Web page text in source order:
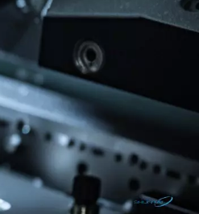
español
العربية
Deutsch
italiano
français
Indonesia